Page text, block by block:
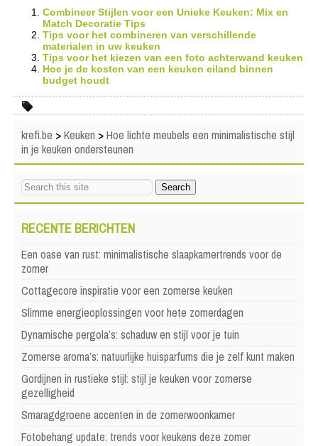
Combineer Stijlen voor een Unieke Keuken: Mix en
Match Decoratie Tips
Tips voor het combineren van verschillende
materialen in uw keuken
Tips voor het kiezen van een foto achterwand keuken
Hoe je de kosten van een keuken eiland binnen
budget houdt
krefi.be >Keuken >Hoe lichte meubels een minimalistische stijl
in je keuken ondersteunen
RECENTE BERICHTEN
Een oase van rust: minimalistische slaapkamertrends voor de
zomer
Cottagecore inspiratie voor een zomerse keuken
Slimme energieoplossingen voor hete zomerdagen
Dynamische pergola’s: schaduw en stijl voor je tuin
Zomerse aroma’s: natuurlijke huisparfums die je zelf kunt maken
Gordijnen in rustieke stijl: stijl je keuken voor zomerse
gezelligheid
Smaragdgroene accenten in de zomerwoonkamer
Fotobehang update: trends voor keukens deze zomer